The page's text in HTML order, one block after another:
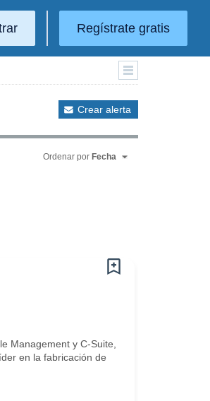
Regístrate gratis
Crear alerta
Ordenar por Fecha
Management y C-Suite,
en la fabricación de